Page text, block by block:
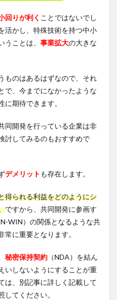
回りが利く ことではないでし
活かし、特殊技術を持つ中小
ことは、 事業拡大の大きな
ものはあるはずなので、それ
で、今までになかったような
期待できます。
同開発を行っている企業は非
討してみるのもおすすめで
デメリット も存在します。
得られる利益をどのようにシ
ですから、共同開発に参画す
WIN）の関係となるような共
に重要となります。
秘密保持契約 （NDA）を結ん
いしないようにすることが重
は、別記事に詳しく記載して
てください。